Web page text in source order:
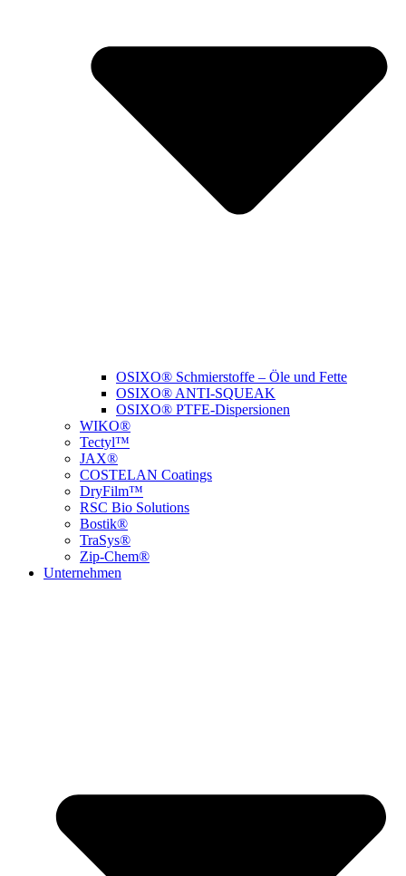
OSIXO® Schmierstoffe – Öle und Fette
OSIXO® ANTI-SQUEAK
OSIXO® PTFE-Dispersionen
WIKO®
Tectyl™
JAX®
COSTELAN Coatings
DryFilm™
RSC Bio Solutions
Bostik®
TraSys®
Zip-Chem®
Unternehmen